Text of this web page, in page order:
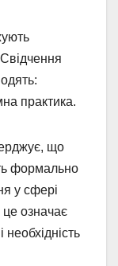
практика.
що
формально
у сфері
це означає